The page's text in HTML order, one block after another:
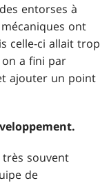
entorses à
ont
celle-ci allait trop
a fini par
ajouter un point
très souvent
de